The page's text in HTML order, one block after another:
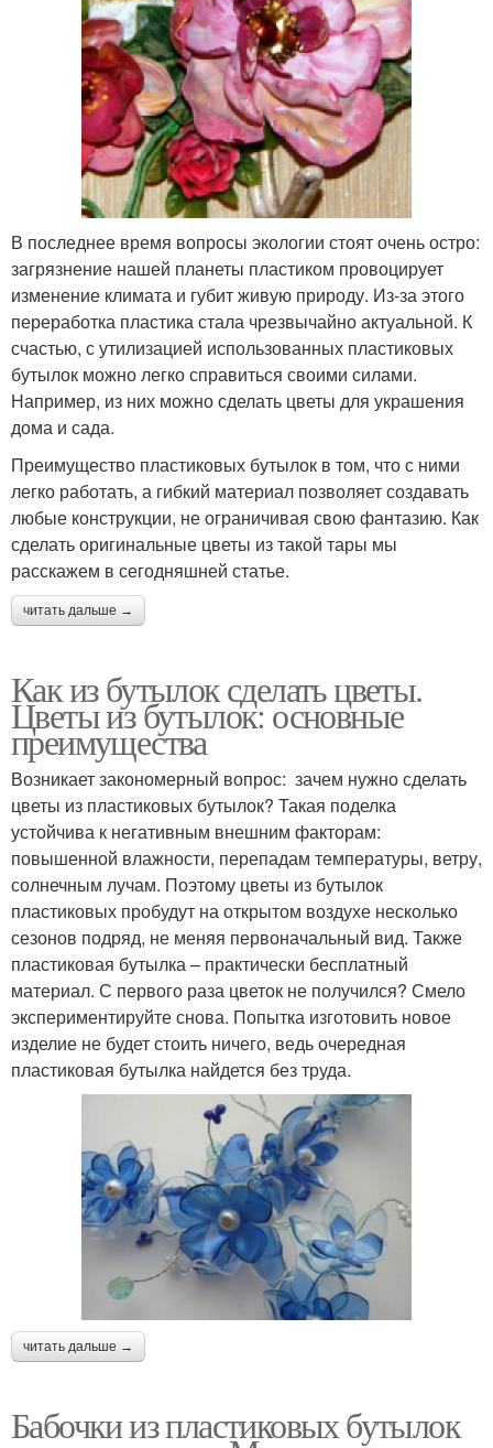
В последнее время вопросы экологии стоят очень остро:
загрязнение нашей планеты пластиком провоцирует
изменение климата и губит живую природу. Из-за этого
переработка пластика стала чрезвычайно актуальной. К
счастью, с утилизацией использованных пластиковых
бутылок можно легко справиться своими силами.
Например, из них можно сделать цветы для украшения
дома и сада.
Преимущество пластиковых бутылок в том, что с ними
легко работать, а гибкий материал позволяет создавать
любые конструкции, не ограничивая свою фантазию. Как
сделать оригинальные цветы из такой тары мы
расскажем в сегодняшней статье.
читать дальше →
Как из бутылок сделать цветы.
Цветы из бутылок: основные
преимущества
Возникает закономерный вопрос: зачем нужно сделать
цветы из пластиковых бутылок? Такая поделка
устойчива к негативным внешним факторам:
повышенной влажности, перепадам температуры, ветру,
солнечным лучам. Поэтому цветы из бутылок
пластиковых пробудут на открытом воздухе несколько
сезонов подряд, не меняя первоначальный вид. Также
пластиковая бутылка – практически бесплатный
материал. С первого раза цветок не получился? Смело
экспериментируйте снова. Попытка изготовить новое
изделие не будет стоить ничего, ведь очередная
пластиковая бутылка найдется без труда.
читать дальше →
Бабочки из пластиковых бутылок